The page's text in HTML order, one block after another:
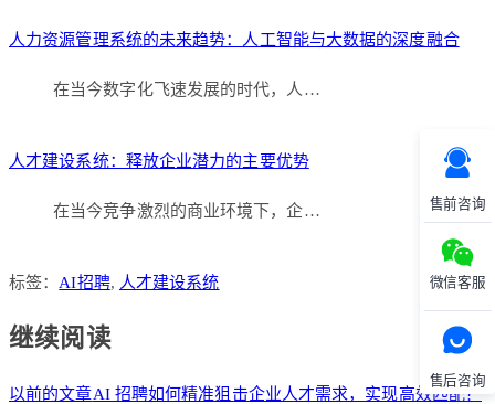
售前咨询
微信客服
售后咨询
人力资源管理系统的未来趋势：人工智能与大数据的深度融合
在当今数字化飞速发展的时代，人…
人才建设系统：释放企业潜力的主要优势
在当今竞争激烈的商业环境下，企…
标签： AI招聘, 人才建设系统
继续阅读
以前的文章AI 招聘如何精准狙击企业人才需求，实现高效匹配？